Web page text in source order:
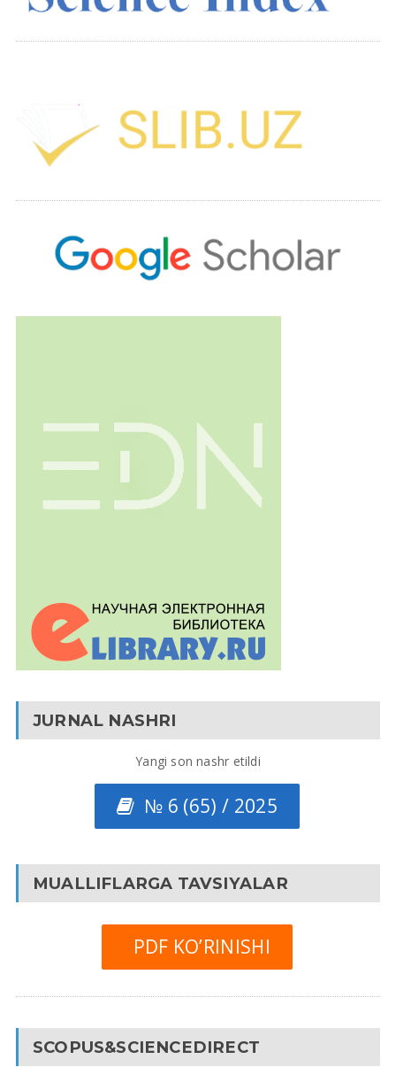
JURNAL NASHRI
Yangi son nashr etildi
№ 6 (65) / 2025
MUALLIFLARGA TAVSIYALAR
PDF KO’RINISHI
SCOPUS&SCIENCEDIRECT